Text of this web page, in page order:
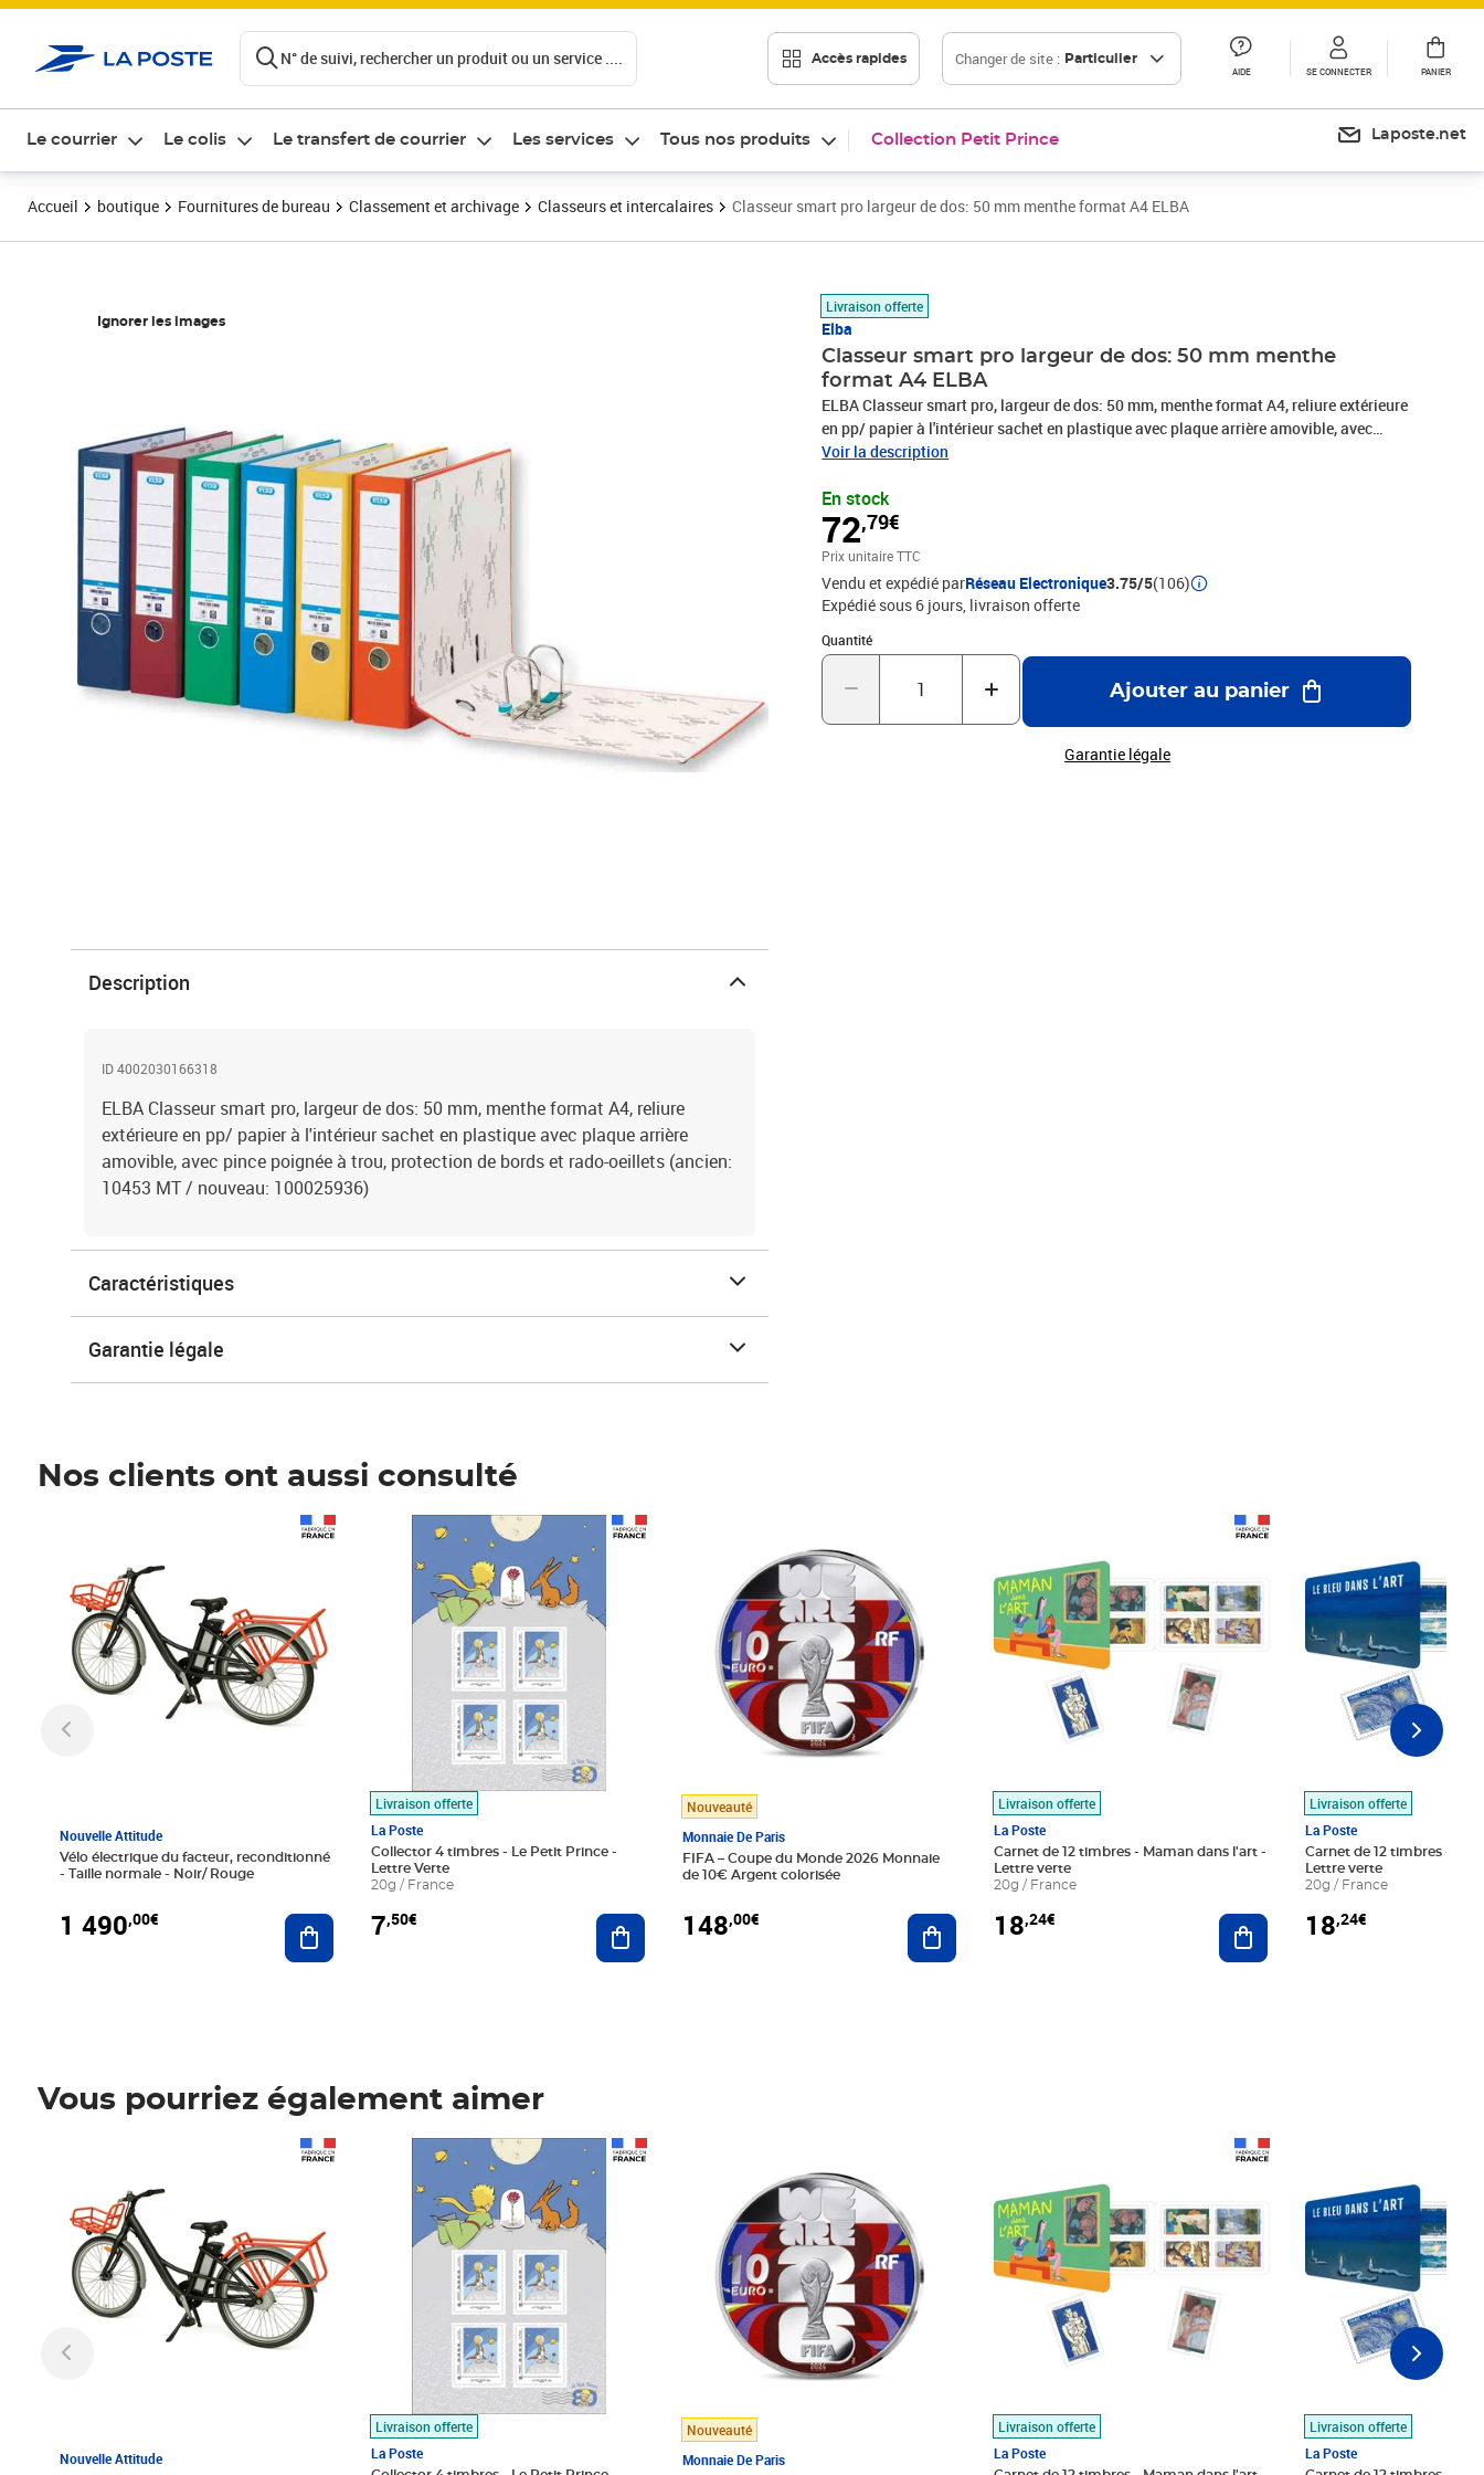
N° de suivi, rechercher un produit ou un service .... Accès rapides Changer de site : Particulier
AIDE SE CONNECTER PANIER
Le courrier Le colis Le transfert de courrier Les services Tous nos produits Collection Petit Prince Laposte.net
Accueil boutique Fournitures de bureau Classement et archivage Classeurs et intercalaires Classeur smart pro largeur de dos: 50 mm menthe format A4 ELBA
Ignorer les images
Livraison offerte
Elba
Classeur smart pro largeur de dos: 50 mm menthe
format A4 ELBA
ELBA Classeur smart pro, largeur de dos: 50 mm, menthe format A4, reliure extérieure
en pp/ papier à l'intérieur sachet en plastique avec plaque arrière amovible, avec
pince poignée à trou, protection de bords et rado-oeillets (ancien: 10453 MT /
Voir la description
En stock
72,79€
Prix 72,79€
Prix unitaire TTC
Vendu et expédié parRéseau Electronique3.75/5(106)
Expédié sous 6 jours livraison offerte
Quantité
Quantité : 1
Ajouter au panier
Garantie légale
Description
ID 4002030166318
ELBA Classeur smart pro, largeur de dos: 50 mm, menthe format A4, reliure
extérieure en pp/ papier à l'intérieur sachet en plastique avec plaque arrière
amovible, avec pince poignée à trou, protection de bords et rado-oeillets (ancien:
10453 MT / nouveau: 100025936)
Caractéristiques
Garantie légale
Nos clients ont aussi consulté
Nouvelle Attitude
Vélo électrique du facteur, reconditionné
- Taille normale - Noir/ Rouge
1 490,00€ Ajouter au panier
Livraison offerte
La Poste
Collector 4 timbres - Le Petit Prince -
Lettre Verte
20g / France
7,50€
Prix 7,50€
Ajouter au panier
Nouveauté
Monnaie De Paris
FIFA – Coupe du Monde 2026 Monnaie
de 10€ Argent colorisée
148,00€ Ajouter au panier
Livraison offerte
La Poste
Carnet de 12 timbres - Maman dans l'art -
Lettre verte
20g / France
18,24€ Ajouter au panier
Livraison offerte
La Poste
Carnet de 12 timbres - Le
Lettre verte
20g / France
18,24€
Vous pourriez également aimer
Nouvelle Attitude
Livraison offerte
La Poste
Prix 7,50€
Nouveauté
Monnaie De Paris
Livraison offerte
La Poste
Livraison offerte
La Poste